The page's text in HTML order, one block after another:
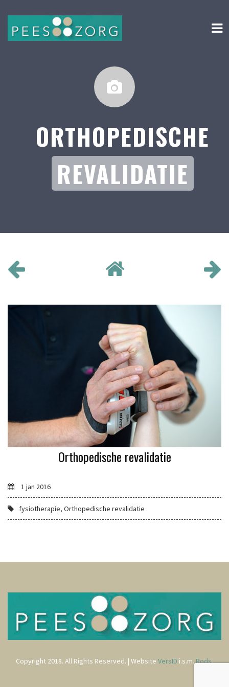
ORTHOPEDISCHE
REVALIDATIE
Orthopedische revalidatie
1 jan 2016
fysiotherapie, Orthopedische revalidatie
Copyright 2018. All Rights Reserved. | Website VersID i.s.m.Rods.